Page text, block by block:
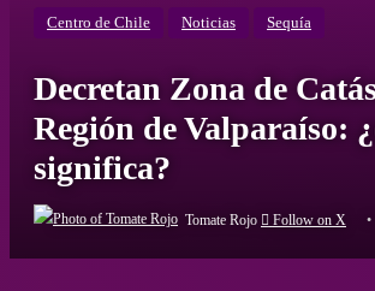
Centro de Chile Noticias Sequía
Decretan Zona de
Región de Valparaíso:
significa?
Tomate Rojo Follow on X